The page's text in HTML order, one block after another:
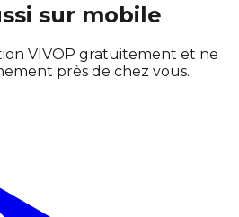
sur mobile
VIVOP gratuitement et ne
près de chez vous.